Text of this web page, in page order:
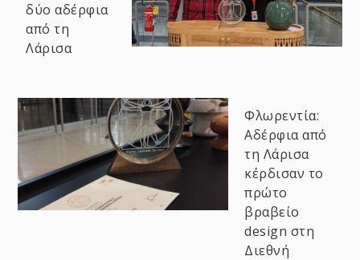
δύο αδέρφια
από τη
Λάρισα
Φλωρεντία:
Αδέρφια από
τη Λάρισα
κέρδισαν το
πρώτο
βραβείο
design στη
Διεθνή